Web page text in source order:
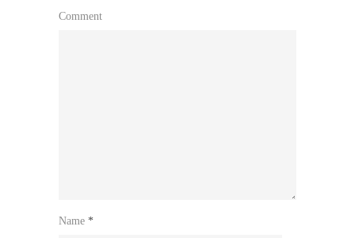
Comment
Name *